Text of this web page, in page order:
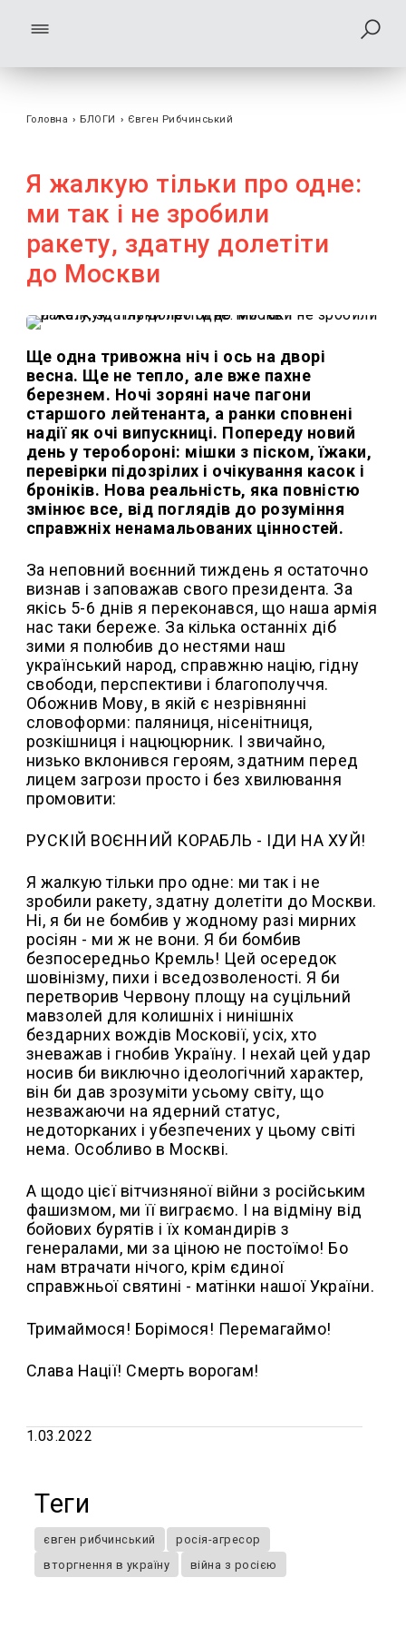
Головна › БЛОГИ › Євген Рибчинський
Я жалкую тільки про одне:
ми так і не зробили
ракету, здатну долетіти
до Москви
Ще одна тривожна ніч і ось на дворі
весна. Ще не тепло, але вже пахне
березнем. Ночі зоряні наче пагони
старшого лейтенанта, а ранки сповнені
надії як очі випускниці. Попереду новий
день у теробороні: мішки з піском, їжаки,
перевірки підозрілих і очікування касок і
броніків. Нова реальність, яка повністю
змінює все, від поглядів до розуміння
справжніх ненамальованих цінностей.
За неповний воєнний тиждень я остаточно
визнав і заповажав свого президента. За
якісь 5-6 днів я переконався, що наша армія
нас таки береже. За кілька останніх діб
зими я полюбив до нестями наш
український народ, справжню націю, гідну
свободи, перспективи і благополуччя.
Обожнив Мову, в якій є незрівнянні
словоформи: паляниця, нісенітниця,
розкішниця і нацюцюрник. І звичайно,
низько вклонився героям, здатним перед
лицем загрози просто і без хвилювання
промовити:
РУСКІЙ ВОЄННИЙ КОРАБЛЬ - ІДИ НА ХУЙ!
Я жалкую тільки про одне: ми так і не
зробили ракету, здатну долетіти до Москви.
Ні, я би не бомбив у жодному разі мирних
росіян - ми ж не вони. Я би бомбив
безпосередньо Кремль! Цей осередок
шовінізму, пихи і вседозволеності. Я би
перетворив Червону площу на суцільний
мавзолей для колишніх і нинішніх
бездарних вождів Московії, усіх, хто
зневажав і гнобив Україну. І нехай цей удар
носив би виключно ідеологічний характер,
він би дав зрозуміти усьому світу, що
незважаючи на ядерний статус,
недоторканих і убезпечених у цьому світі
нема. Особливо в Москві.
А щодо цієї вітчизняної війни з російським
фашизмом, ми її виграємо. І на відміну від
бойових бурятів і їх командирів з
генералами, ми за ціною не постоїмо! Бо
нам втрачати нічого, крім єдиної
справжньої святині - матінки нашої України.
Тримаймося! Борімося! Перемагаймо!
Слава Нації! Смерть ворогам!
1.03.2022
Теги
євген рибчинський
росія-агресор
вторгнення в україну
війна з росією